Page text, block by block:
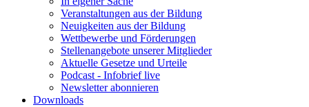
Veranstaltungen aus der Bildung
Neuigkeiten aus der Bildung
Wettbewerbe und Förderungen
Stellenangebote unserer Mitglieder
Aktuelle Gesetze und Urteile
Podcast - Infobrief live
Newsletter abonnieren
Downloads